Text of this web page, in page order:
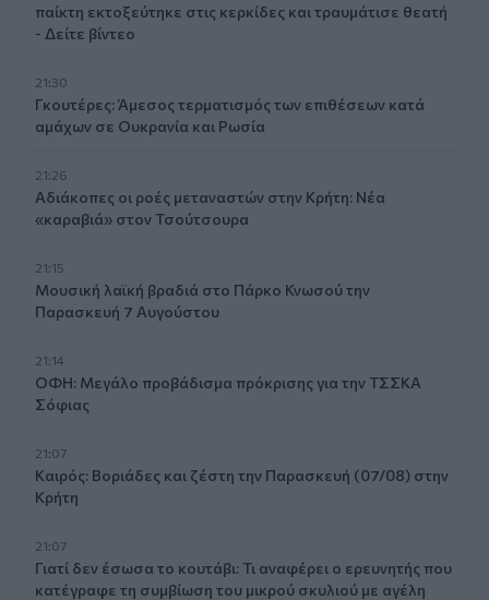
παίκτη εκτοξεύτηκε στις κερκίδες και τραυμάτισε θεατή
- Δείτε βίντεο
21:30
Γκουτέρες: Άμεσος τερματισμός των επιθέσεων κατά
αμάχων σε Ουκρανία και Ρωσία
21:26
Αδιάκοπες οι ροές μεταναστών στην Κρήτη: Νέα
«καραβιά» στον Τσούτσουρα
21:15
Μουσική λαϊκή βραδιά στο Πάρκο Κνωσού την
Παρασκευή 7 Αυγούστου
21:14
ΟΦΗ: Μεγάλο προβάδισμα πρόκρισης για την ΤΣΣΚΑ
Σόφιας
21:07
Καιρός: Βοριάδες και ζέστη την Παρασκευή (07/08) στην
Κρήτη
21:07
Γιατί δεν έσωσα το κουτάβι: Τι αναφέρει ο ερευνητής που
κατέγραφε τη συμβίωση του μικρού σκυλιού με αγέλη